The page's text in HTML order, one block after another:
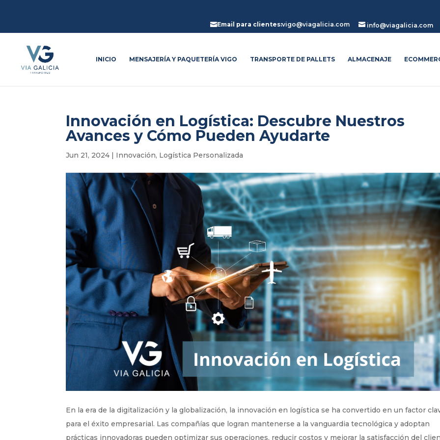
Email para clientes:vigo@viagalicia.com  info@viagalicia.com
INICIO MENSAJERÍA Y PAQUETERÍA VIGO TRANSPORTE DE PALLETS ALMACENAJE
Innovación en Logística: Descubre Nuestros
Avances y Cómo Pueden Ayudarte
Jun 21, 2024 | Innovación, Logística Personalizada
En la era de la digitalización y la globalización, la innovación en logística se ha convertido en un factor
para el éxito empresarial. Las compañías que logran mantenerse a la vanguardia tecnológica y adoptan
prácticas innovadoras pueden optimizar sus operaciones, reducir costos y mejorar la satisfacción del